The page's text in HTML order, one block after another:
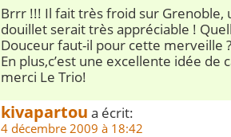
Brrr !!! Il fait très froid sur Grenoble,
douillet serait très appréciable !
Douceur faut-il pour cette merveille ?
En plus,c’est une excellente idée de
merci Le Trio!
kivapartou a écrit:
4 décembre 2009 à 18:42